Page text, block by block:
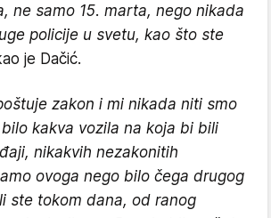
ne samo 15. marta, nego nikada
policije u svetu, kao što ste
je Dačić.
zakon i mi nikada niti smo
kakva vozila na koja bi bili
nikakvih nezakonitih
ovoga nego bilo čega drugog
ste tokom dana, od ranog